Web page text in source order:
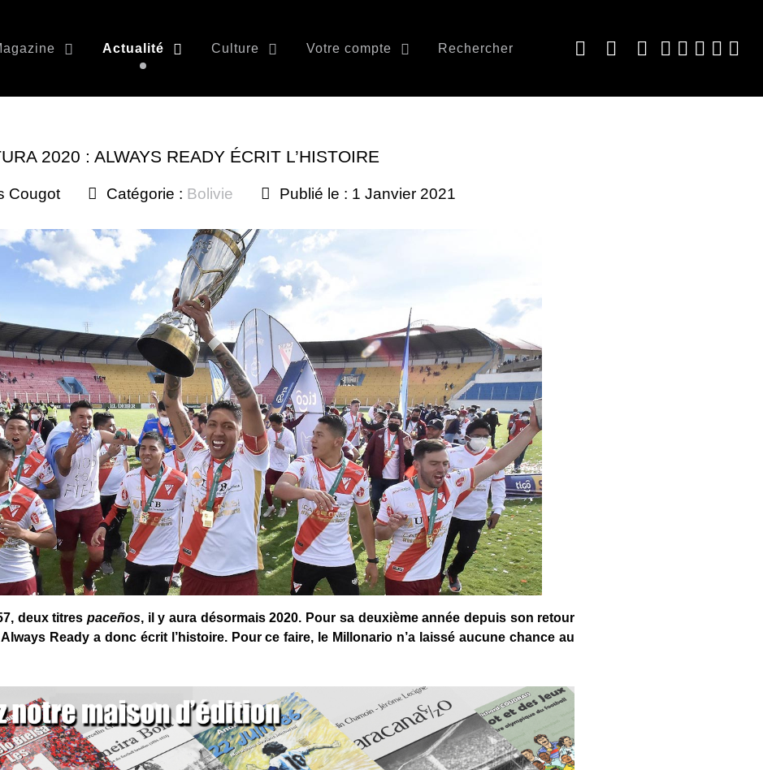
Actualité Culture Votre compte Rechercher
2020 : ALWAYS READY ÉCRIT L’HISTOIRE
Cougot Catégorie : Bolivie Publié le : 1 Janvier 2021
deux titres paceños, il y aura désormais 2020. Pour sa deuxième année depuis son retour
Ready a donc écrit l’histoire. Pour ce faire, le Millonario n’a laissé aucune chance au